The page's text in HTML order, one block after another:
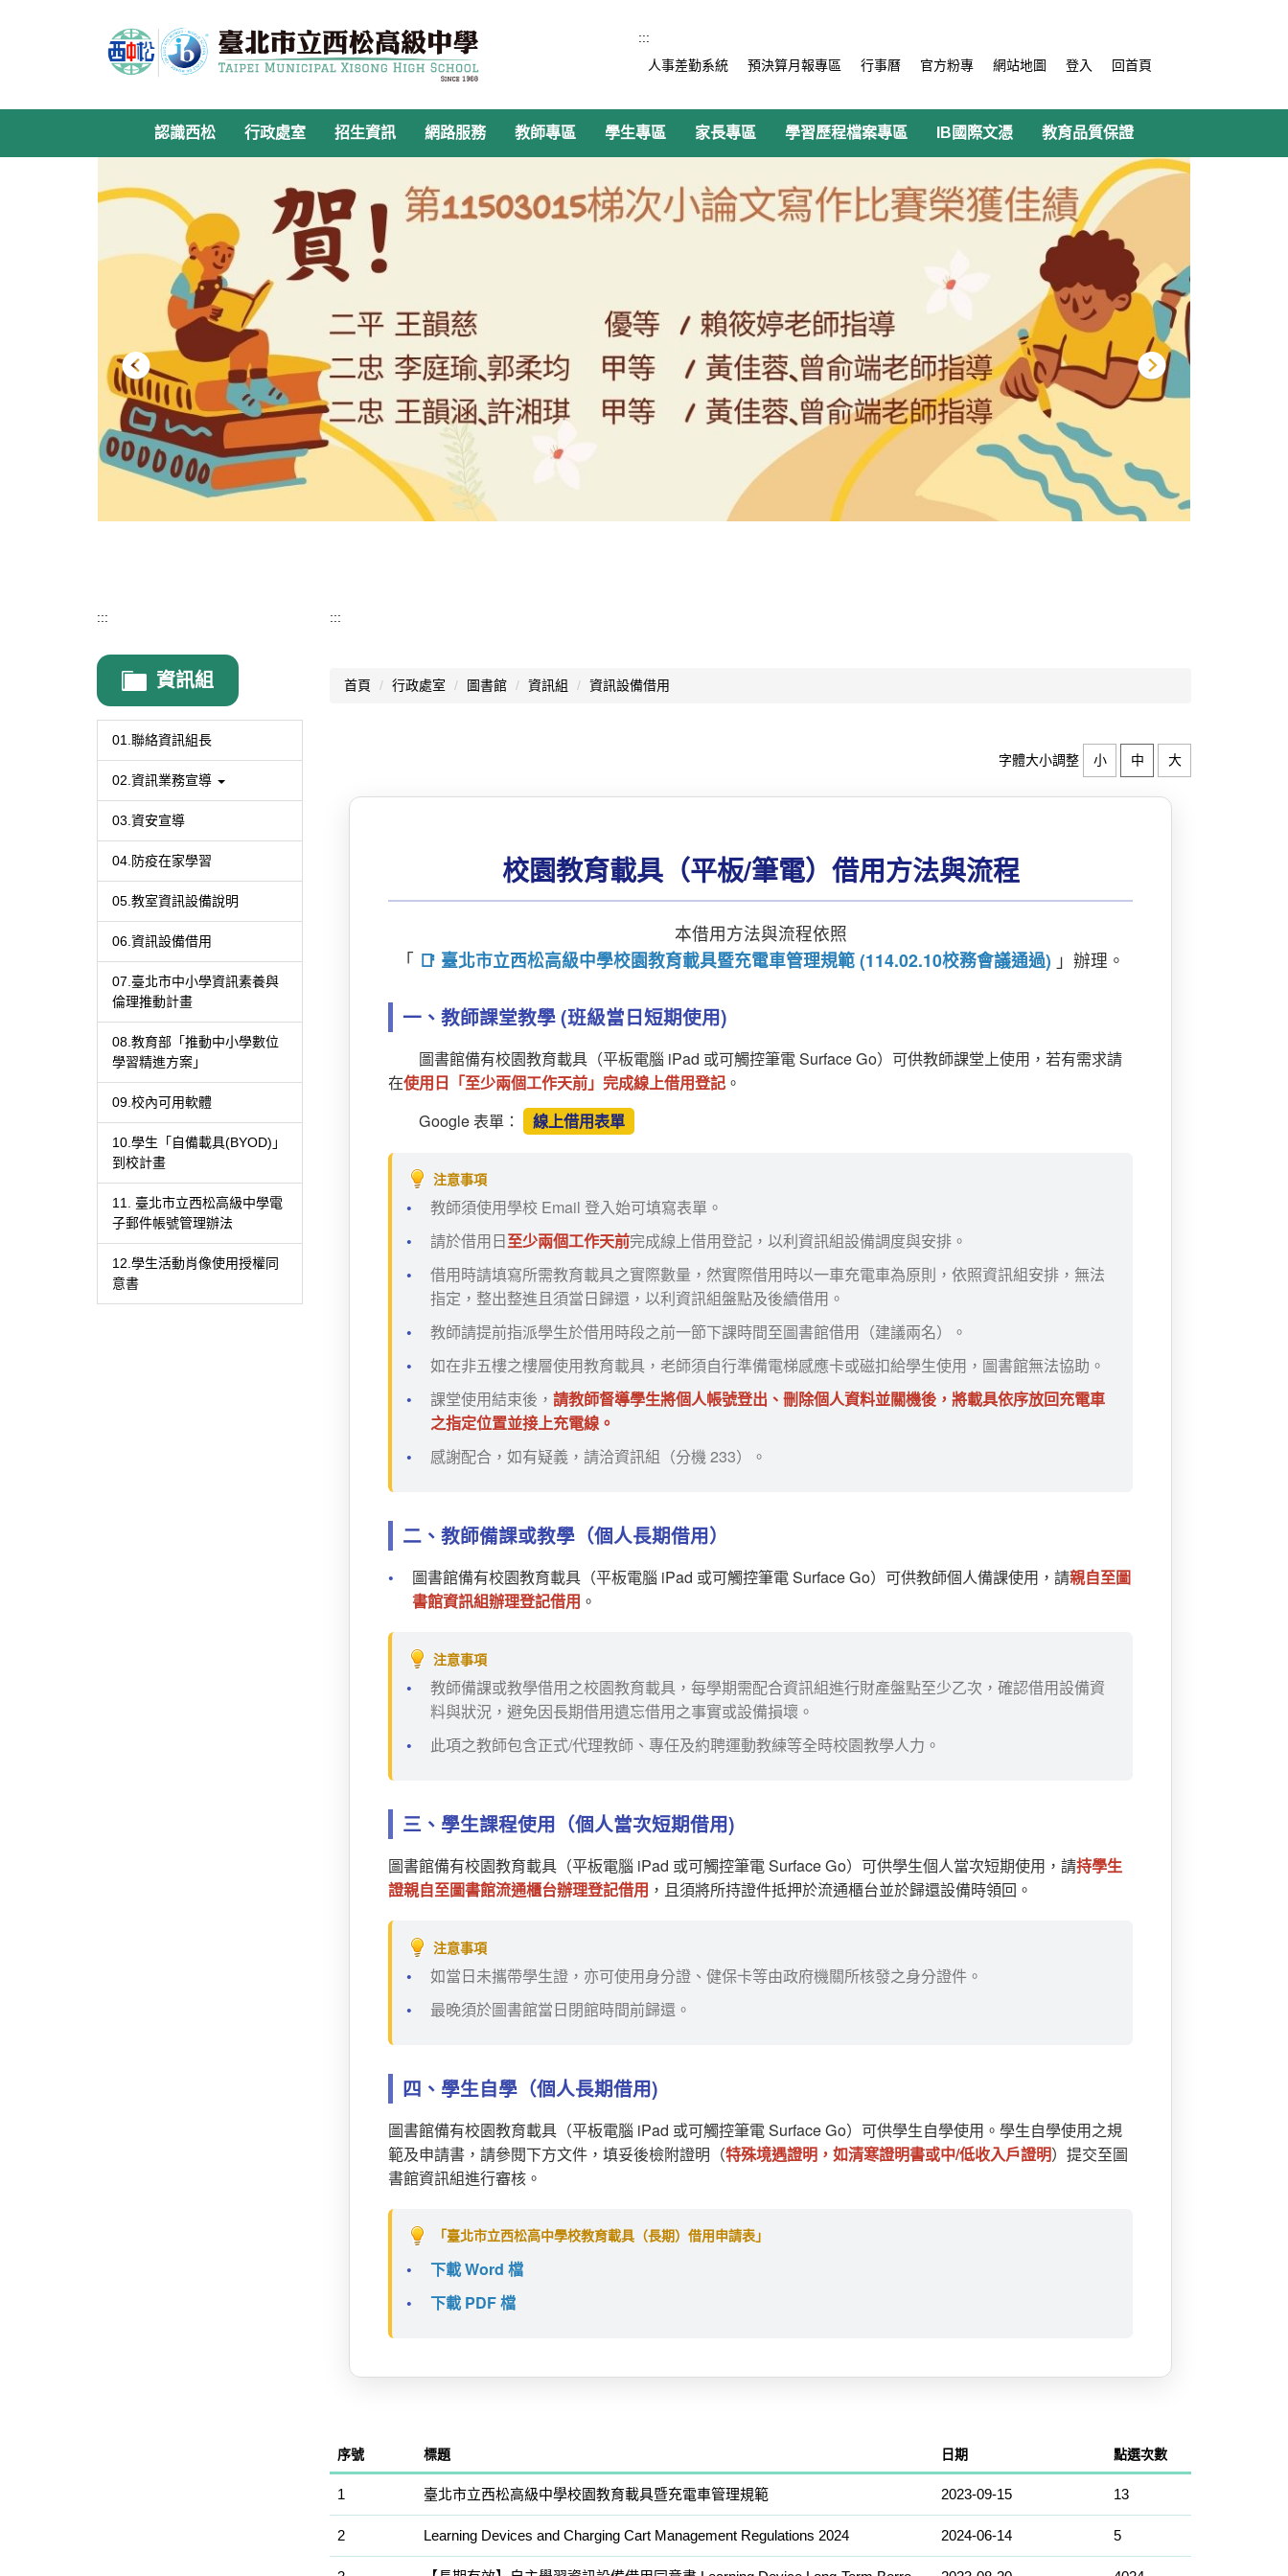
容
:::
人事差勤系統
預決算月報專區 行事曆 官方粉專 網站地圖 登入 回首頁
認識西松 行政處室 招生資訊 網路服務 教師專區 學生專區 家長專區 學習歷程檔案專區 IB國際文憑 教育品質保證
:::
資訊組
01.聯絡資訊組長
02.資訊業務宣導
03.資安宣導
04.防疫在家學習
05.教室資訊設備說明
06.資訊設備借用
07.臺北市中小學資訊素養與
倫理推動計畫
08.教育部「推動中小學數位
學習精進方案」
09.校內可用軟體
10.學生「自備載具(BYOD)」
到校計畫
11. 臺北市立西松高級中學電
子郵件帳號管理辦法
12.學生活動肖像使用授權同
意書
:::
首頁 行政處室 圖書館 資訊組 資訊設備借用
字體大小調整 小 中 大
校園教育載具（平板/筆電）借用方法與流程
本借用方法與流程依照
「 📑 臺北市立西松高級中學校園教育載具暨充電車管理規範 (114.02.10校務會議通過) 」辦理。
一、教師課堂教學 (班級當日短期使用)
圖書館備有校園教育載具（平板電腦 iPad 或可觸控筆電 Surface Go）可供教師課堂上使用，若有需求請
在使用日「至少兩個工作天前」完成線上借用登記 。
Google 表單：
線上借用表單
注意事項
教師須使用學校 Email 登入始可填寫表單。
請於借用日至少兩個工作天前完成線上借用登記，以利資訊組設備調度與安排。
借用時請填寫所需教育載具之實際數量，然實際借用時以一車充電車為原則，依照資訊組安排，無法
指定，整出整進且須當日歸還，以利資訊組盤點及後續借用。
教師請提前指派學生於借用時段之前一節下課時間至圖書館借用（建議兩名）。
如在非五樓之樓層使用教育載具，老師須自行準備電梯感應卡或磁扣給學生使用，圖書館無法協助。
課堂使用結束後， 請教師督導學生將個人帳號登出、刪除個人資料並關機後，將載具依序放回充電車
之指定位置並接上充電線。
感謝配合，如有疑義，請洽資訊組（分機 233）。
二、教師備課或教學（個人長期借用）
圖書館備有校園教育載具（平板電腦 iPad 或可觸控筆電 Surface Go）可供教師個人備課使用，請親自至圖
書館資訊組辦理登記借用 。
注意事項
教師備課或教學借用之校園教育載具，每學期需配合資訊組進行財產盤點至少乙次，確認借用設備資
料與狀況，避免因長期借用遺忘借用之事實或設備損壞。
此項之教師包含正式/代理教師、專任及約聘運動教練等全時校園教學人力。
三、學生課程使用（個人當次短期借用)
圖書館備有校園教育載具（平板電腦 iPad 或可觸控筆電 Surface Go）可供學生個人當次短期使用，請持學生
證親自至圖書館流通櫃台辦理登記借用 ，且須將所持證件抵押於流通櫃台並於歸還設備時領回。
注意事項
如當日未攜帶學生證，亦可使用身分證、健保卡等由政府機關所核發之身分證件。
最晚須於圖書館當日閉館時間前歸還。
四、學生自學（個人長期借用)
圖書館備有校園教育載具（平板電腦 iPad 或可觸控筆電 Surface Go）可供學生自學使用。學生自學使用之規
範及申請書，請參閱下方文件，填妥後檢附證明（特殊境遇證明，如清寒證明書或中/低收入戶證明）提交至圖
書館資訊組進行審核。
「臺北市立西松高中學校教育載具（長期）借用申請表」
下載 Word 檔
下載 PDF 檔
序號 標題 日期 點選次數
1 臺北市立西松高級中學校園教育載具暨充電車管理規範 2023-09-15 13
2 Learning Devices and Charging Cart Management Regulations 2024 2024-06-14 5